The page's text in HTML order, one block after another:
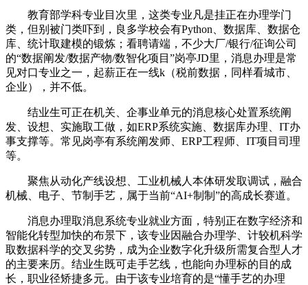
教育部学科专业目次里，这类专业凡是挂正在办理学门
类，但别被门类吓到，良多学校会有Python、数据库、数据仓
库、统计取建模的锻炼；看聘请端，不少大厂/银行/征询公司
的“数据阐发/数据产物/数智化项目”岗亭JD里，消息办理是常
见对口专业之一，起薪正在一线k（税前数据，同样看城市、
企业），并不低。
结业生可正在机关、企事业单元的消息核心处置系统阐
发、设想、实施取工做，如ERP系统实施、数据库办理、IT办
事支撑等。常见岗亭有系统阐发师、ERP工程师、IT项目司理
等。
聚焦从动化产线设想、工业机械人本体研发取调试，融合
机械、电子、节制手艺，属于当前“AI+制制”的高成长赛道。
消息办理取消息系统专业就业方面，特别正在数字经济和
智能化转型加快的布景下，该专业因融合办理学、计较机科学
取数据科学的交叉劣势，成为企业数字化升级所需复合型人才
的主要来历。结业生既可走手艺线，也能向办理标的目的成
长，职业径矫捷多元。由于该专业培育的是“懂手艺的办理